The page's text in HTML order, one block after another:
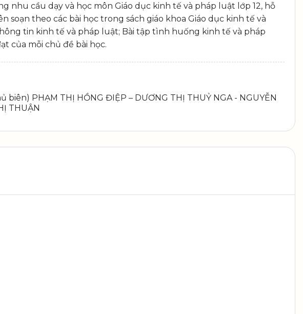
nhu cầu dạy và học môn Giáo dục kinh tế và pháp luật lớp 12, hỗ
soạn theo các bài học trong sách giáo khoa Giáo dục kinh tế và
tin kinh tế và pháp luật; Bài tập tình huống kinh tế và pháp
của mỗi chủ đề bài học.
biên) PHẠM THỊ HỒNG ĐIỆP – DƯƠNG THỊ THUỶ NGA - NGUYỄN
THUẬN